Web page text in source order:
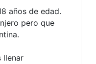
años de edad.
pero que
llenar